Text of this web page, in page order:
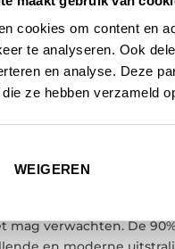
cookies om content en
te analyseren. Ook
en analyse. Deze
ze hebben verzameld
WEIGEREN
Phase 2 90%
mag verwachten. De